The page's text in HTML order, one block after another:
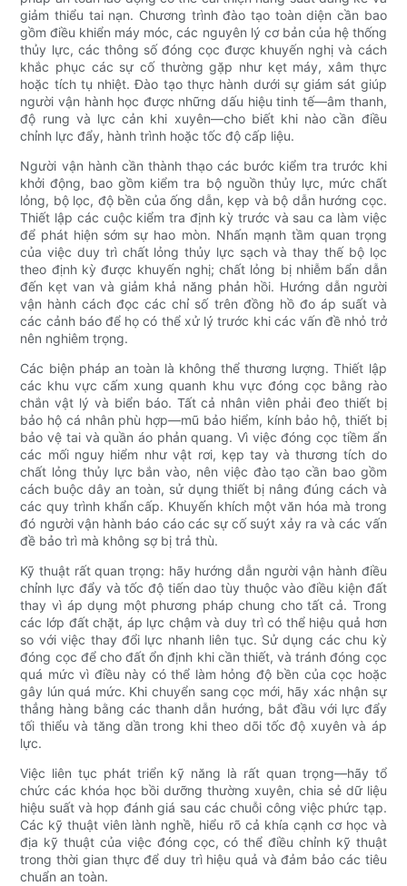
giảm thiểu tai nạn. Chương trình đào tạo toàn diện cần bao
gồm điều khiển máy móc, các nguyên lý cơ bản của hệ thống
thủy lực, các thông số đóng cọc được khuyến nghị và cách
khắc phục các sự cố thường gặp như kẹt máy, xâm thực
hoặc tích tụ nhiệt. Đào tạo thực hành dưới sự giám sát giúp
người vận hành học được những dấu hiệu tinh tế—âm thanh,
độ rung và lực cản khi xuyên—cho biết khi nào cần điều
chỉnh lực đẩy, hành trình hoặc tốc độ cấp liệu.
Người vận hành cần thành thạo các bước kiểm tra trước khi
khởi động, bao gồm kiểm tra bộ nguồn thủy lực, mức chất
lỏng, bộ lọc, độ bền của ống dẫn, kẹp và bộ dẫn hướng cọc.
Thiết lập các cuộc kiểm tra định kỳ trước và sau ca làm việc
để phát hiện sớm sự hao mòn. Nhấn mạnh tầm quan trọng
của việc duy trì chất lỏng thủy lực sạch và thay thế bộ lọc
theo định kỳ được khuyến nghị; chất lỏng bị nhiễm bẩn dẫn
đến kẹt van và giảm khả năng phản hồi. Hướng dẫn người
vận hành cách đọc các chỉ số trên đồng hồ đo áp suất và
các cảnh báo để họ có thể xử lý trước khi các vấn đề nhỏ trở
nên nghiêm trọng.
Các biện pháp an toàn là không thể thương lượng. Thiết lập
các khu vực cấm xung quanh khu vực đóng cọc bằng rào
chắn vật lý và biển báo. Tất cả nhân viên phải đeo thiết bị
bảo hộ cá nhân phù hợp—mũ bảo hiểm, kính bảo hộ, thiết bị
bảo vệ tai và quần áo phản quang. Vì việc đóng cọc tiềm ẩn
các mối nguy hiểm như vật rơi, kẹp tay và thương tích do
chất lỏng thủy lực bắn vào, nên việc đào tạo cần bao gồm
cách buộc dây an toàn, sử dụng thiết bị nâng đúng cách và
các quy trình khẩn cấp. Khuyến khích một văn hóa mà trong
đó người vận hành báo cáo các sự cố suýt xảy ra và các vấn
đề bảo trì mà không sợ bị trả thù.
Kỹ thuật rất quan trọng: hãy hướng dẫn người vận hành điều
chỉnh lực đẩy và tốc độ tiến dao tùy thuộc vào điều kiện đất
thay vì áp dụng một phương pháp chung cho tất cả. Trong
các lớp đất chặt, áp lực chậm và duy trì có thể hiệu quả hơn
so với việc thay đổi lực nhanh liên tục. Sử dụng các chu kỳ
đóng cọc để cho đất ổn định khi cần thiết, và tránh đóng cọc
quá mức vì điều này có thể làm hỏng độ bền của cọc hoặc
gây lún quá mức. Khi chuyển sang cọc mới, hãy xác nhận sự
thẳng hàng bằng các thanh dẫn hướng, bắt đầu với lực đẩy
tối thiểu và tăng dần trong khi theo dõi tốc độ xuyên và áp
lực.
Việc liên tục phát triển kỹ năng là rất quan trọng—hãy tổ
chức các khóa học bồi dưỡng thường xuyên, chia sẻ dữ liệu
hiệu suất và họp đánh giá sau các chuỗi công việc phức tạp.
Các kỹ thuật viên lành nghề, hiểu rõ cả khía cạnh cơ học và
địa kỹ thuật của việc đóng cọc, có thể điều chỉnh kỹ thuật
trong thời gian thực để duy trì hiệu quả và đảm bảo các tiêu
chuẩn an toàn.